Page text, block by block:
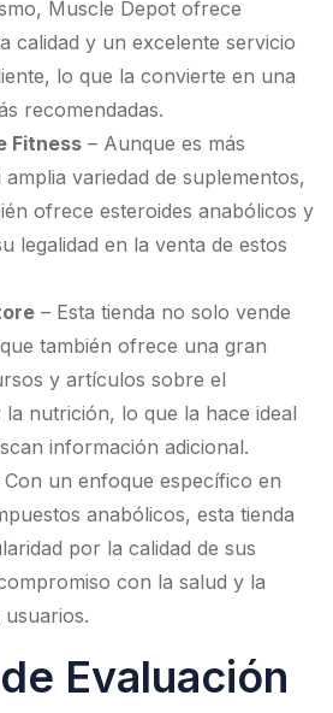
Muscle Depot ofrece
calidad y un excelente servicio
lo que la convierte en una
recomendadas.
Fitness – Aunque es más
variedad de suplementos,
ofrece esteroides anabólicos y
legalidad en la venta de estos
– Esta tienda no solo vende
también ofrece una gran
y artículos sobre el
nutrición, lo que la hace ideal
información adicional.
Con un enfoque específico en
anabólicos, esta tienda
por la calidad de sus
con la salud y la
usuarios.
Evaluación